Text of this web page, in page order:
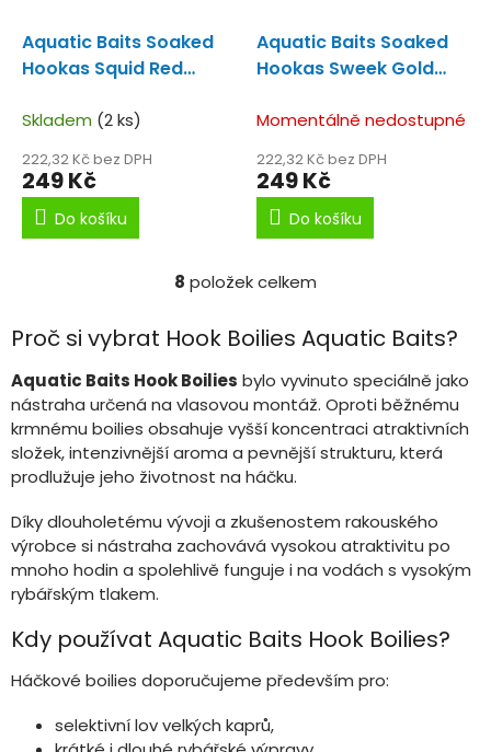
Aquatic Baits Soaked
Hookas Squid Red
Skladem (2 ks)
222,32 Kč bez DPH
249 Kč
Do košíku
Aquatic Baits Soaked
Hookas Sweek Gold
Momentálně nedostupné
222,32 Kč bez DPH
249 Kč
Do košíku
O
l
á
d
a
c
í
p
r
k
y
v
ý
s
8 položek celkem
Proč si vybrat Hook Boilies Aquatic Baits?
Aquatic Baits Hook Boilies bylo vyvinuto speciálně jako
nástraha určená na vlasovou montáž. Oproti běžnému
krmnému boilies obsahuje vyšší koncentraci atraktivních
složek, intenzivnější aroma a pevnější strukturu, která
prodlužuje jeho životnost na háčku.
Díky dlouholetému vývoji a zkušenostem rakouského
výrobce si nástraha zachovává vysokou atraktivitu po
mnoho hodin a spolehlivě funguje i na vodách s vysokým
rybářským tlakem.
Kdy používat Aquatic Baits Hook Boilies?
Háčkové boilies doporučujeme především pro:
selektivní lov velkých kaprů,